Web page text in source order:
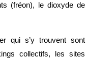
(fréon), le dioxyde de
qui s’y trouvent sont
collectifs, les sites